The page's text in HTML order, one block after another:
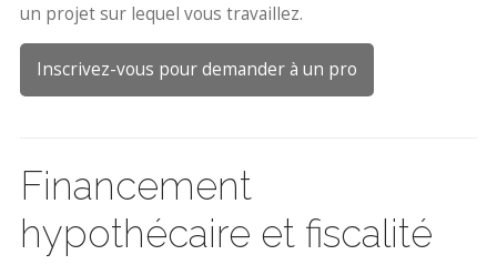
un projet sur lequel vous travaillez.
Inscrivez-vous pour demander à un pro
Financement
hypothécaire et fiscalité